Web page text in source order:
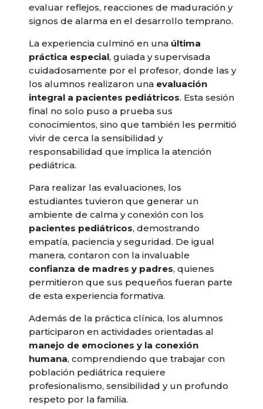
evaluar reflejos, reacciones de maduración y
signos de alarma en el desarrollo temprano.
La experiencia culminó en una última
práctica especial, guiada y supervisada
cuidadosamente por el profesor, donde las y
los alumnos realizaron una evaluación
integral a pacientes pediátricos. Esta sesión
final no solo puso a prueba sus
conocimientos, sino que también les permitió
vivir de cerca la sensibilidad y
responsabilidad que implica la atención
pediátrica.
Para realizar las evaluaciones, los
estudiantes tuvieron que generar un
ambiente de calma y conexión con los
pacientes pediátricos, demostrando
empatía, paciencia y seguridad. De igual
manera, contaron con la invaluable
confianza de madres y padres, quienes
permitieron que sus pequeños fueran parte
de esta experiencia formativa.
Además de la práctica clínica, los alumnos
participaron en actividades orientadas al
manejo de emociones y la conexión
humana, comprendiendo que trabajar con
población pediátrica requiere
profesionalismo, sensibilidad y un profundo
respeto por la familia.